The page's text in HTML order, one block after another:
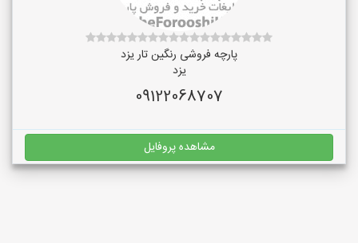
پارچه فروشی رنگین تار یزد
یزد
09122068707
مشاهده پروفایل